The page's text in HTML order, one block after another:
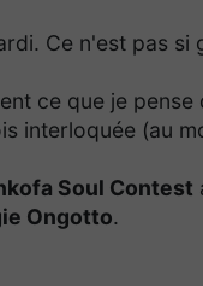
Ce n'est pas si
ce que je
interloquée (au
Soul Contest
Ongotto.